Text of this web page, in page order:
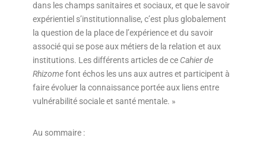
dans les champs sanitaires et sociaux, et que le savoir
expérientiel s’institutionnalise, c’est plus globalement
la question de la place de l’expérience et du savoir
associé qui se pose aux métiers de la relation et aux
institutions. Les différents articles de ce Cahier de
Rhizomefont échos les uns aux autres et participent à
faire évoluer la connaissance portée aux liens entre
vulnérabilité sociale et santé mentale. »
Au sommaire :